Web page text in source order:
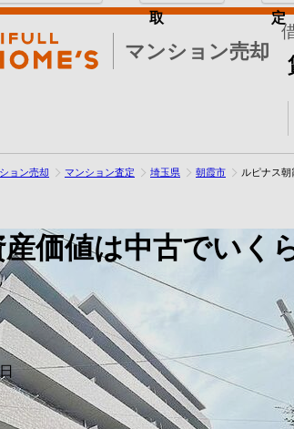
マンション売却
取 定
ョン売却 マンション査定 埼玉県 朝霞市 ルピナス朝
産価値は中古でいく